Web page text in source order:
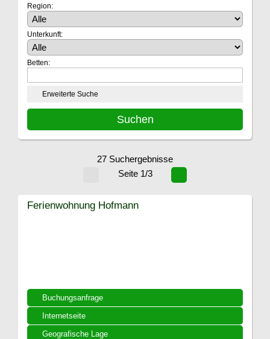
Region:
Unterkunft:
Betten:
Erweiterte Suche
27 Suchergebnisse
Seite 1/3
Buchungsanfrage
Internetseite
Geografische Lage
Ferienwohnung Hofmann